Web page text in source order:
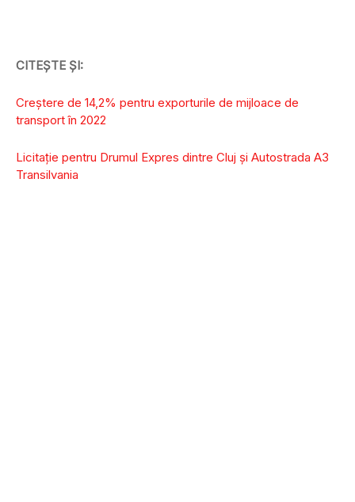
CITEȘTE ȘI:
Creștere de 14,2% pentru exporturile de mijloace de
transport în 2022
Licitație pentru Drumul Expres dintre Cluj și Autostrada A3
Transilvania